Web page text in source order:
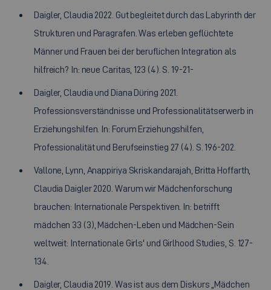
Daigler, Claudia 2022. Gut begleitet durch das Labyrinth der
Strukturen und Paragrafen. Was erleben geflüchtete
Männer und Frauen bei der beruflichen Integration als
hilfreich? In: neue Caritas, 123 (4). S. 19-21-
Daigler, Claudia und Diana Düring 2021.
Professionsverständnisse und Professionalitätserwerb in
Erziehungshilfen. In: Forum Erziehungshilfen,
Professionalität und Berufseinstieg 27 (4). S. 196-202.
Vallone, Lynn, Anappiriya Skriskandarajah, Britta Hoffarth,
Claudia Daigler 2020. Warum wir Mädchenforschung
brauchen: Internationale Perspektiven. In: betrifft
mädchen 33 (3), Mädchen-Leben und Mädchen-Sein
weltweit: Internationale Girls' und Girlhood Studies, S. 127-
134.
Daigler, Claudia 2019. Was ist aus dem Diskurs „Mädchen